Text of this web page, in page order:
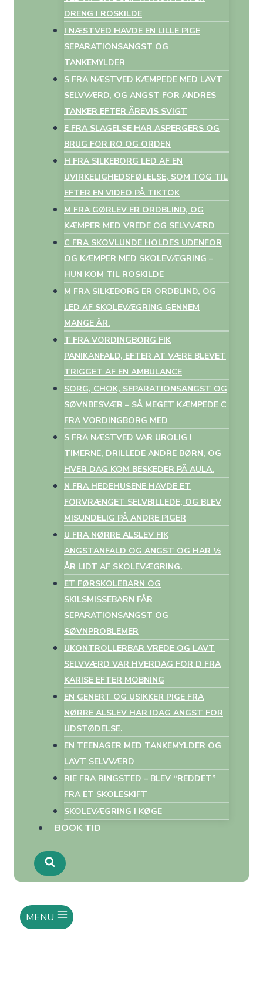
DRENG I ROSKILDE
I NÆSTVED HAVDE EN LILLE PIGE
SEPARATIONSANGST OG
TANKEMYLDER
S FRA NÆSTVED KÆMPEDE MED LAVT
SELVVÆRD, OG ANGST FOR ANDRES
TANKER EFTER ÅREVIS SVIGT
E FRA SLAGELSE HAR ASPERGERS OG
BRUG FOR RO OG ORDEN
H FRA SILKEBORG LED AF EN
UVIRKELIGHEDSFØLELSE, SOM TOG TIL
EFTER EN VIDEO PÅ TIKTOK
M FRA GØRLEV ER ORDBLIND, OG
KÆMPER MED VREDE OG SELVVÆRD
C FRA SKOVLUNDE HOLDES UDENFOR
OG KÆMPER MED SKOLEVÆGRING –
HUN KOM TIL ROSKILDE
M FRA SILKEBORG ER ORDBLIND, OG
LED AF SKOLEVÆGRING GENNEM
MANGE ÅR.
T FRA VORDINGBORG FIK
PANIKANFALD, EFTER AT VÆRE BLEVET
TRIGGET AF EN AMBULANCE
SORG, CHOK, SEPARATIONSANGST OG
SØVNBESVÆR – SÅ MEGET KÆMPEDE C
FRA VORDINGBORG MED
S FRA NÆSTVED VAR UROLIG I
TIMERNE, DRILLEDE ANDRE BØRN, OG
HVER DAG KOM BESKEDER PÅ AULA.
N FRA HEDEHUSENE HAVDE ET
FORVRÆNGET SELVBILLEDE, OG BLEV
MISUNDELIG PÅ ANDRE PIGER
U FRA NØRRE ALSLEV FIK
ANGSTANFALD OG ANGST OG HAR ½
ÅR LIDT AF SKOLEVÆGRING.
ET FØRSKOLEBARN OG
SKILSMISSEBARN FÅR
SEPARATIONSANGST OG
SØVNPROBLEMER
UKONTROLLERBAR VREDE OG LAVT
SELVVÆRD VAR HVERDAG FOR D FRA
KARISE EFTER MOBNING
EN GENERT OG USIKKER PIGE FRA
NØRRE ALSLEV HAR IDAG ANGST FOR
UDSTØDELSE.
EN TEENAGER MED TANKEMYLDER OG
LAVT SELVVÆRD
RIE FRA RINGSTED – BLEV “REDDET”
FRA ET SKOLESKIFT
SKOLEVÆGRING I KØGE
BOOK TID
MENU